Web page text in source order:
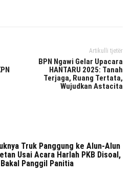
Artikulli tjetër
BPN Ngawi Gelar Upacara
HANTARU 2025: Tanah
Terjaga, Ruang Tertata,
Wujudkan Astacita
Truk Panggung ke Alun-Alun
Usai Acara Harlah PKB Disoal,
Bakal Panggil Panitia